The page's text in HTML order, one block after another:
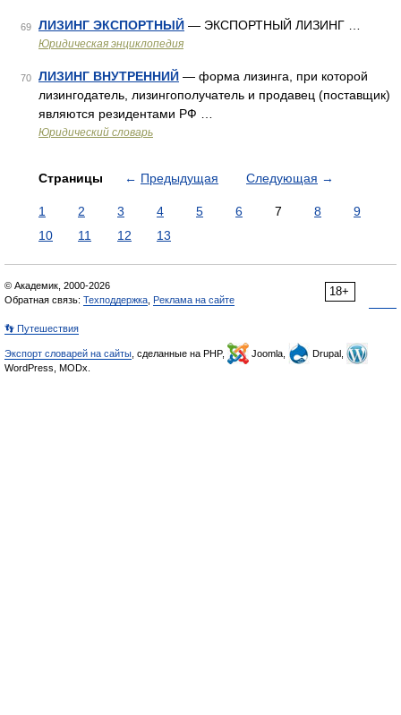
69 ЛИЗИНГ ЭКСПОРТНЫЙ — ЭКСПОРТНЫЙ ЛИЗИНГ …
Юридическая энциклопедия
70 ЛИЗИНГ ВНУТРЕННИЙ — форма лизинга, при которой
лизингодатель, лизингополучатель и продавец (поставщик)
являются резидентами РФ …
Юридический словарь
Страницы ← Предыдущая Следующая →
1 2 3 4 5 6 7 8
9
10
11 12 13
18+
© Академик, 2000-2026
Обратная связь: Техподдержка Реклама на сайте
👣 Путешествия
Экспорт словарей на сайты , сделанные на PHP, Joomla,
Drupal,
WordPress, MODx.